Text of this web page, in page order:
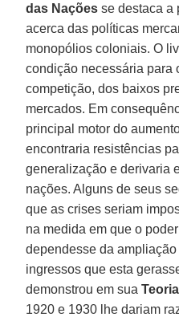
das Nações se destaca a
acerca das políticas
monopólios coloniais. O
condição necessária para
competição, dos baixos
mercados. Em
principal motor do
encontraria resistências
generalização e derivaria
nações. Alguns de seus
que as crises seriam
na medida em que o
dependesse da
ingressos que esta
demonstrou em sua
1920 e 1930 lhe dariam